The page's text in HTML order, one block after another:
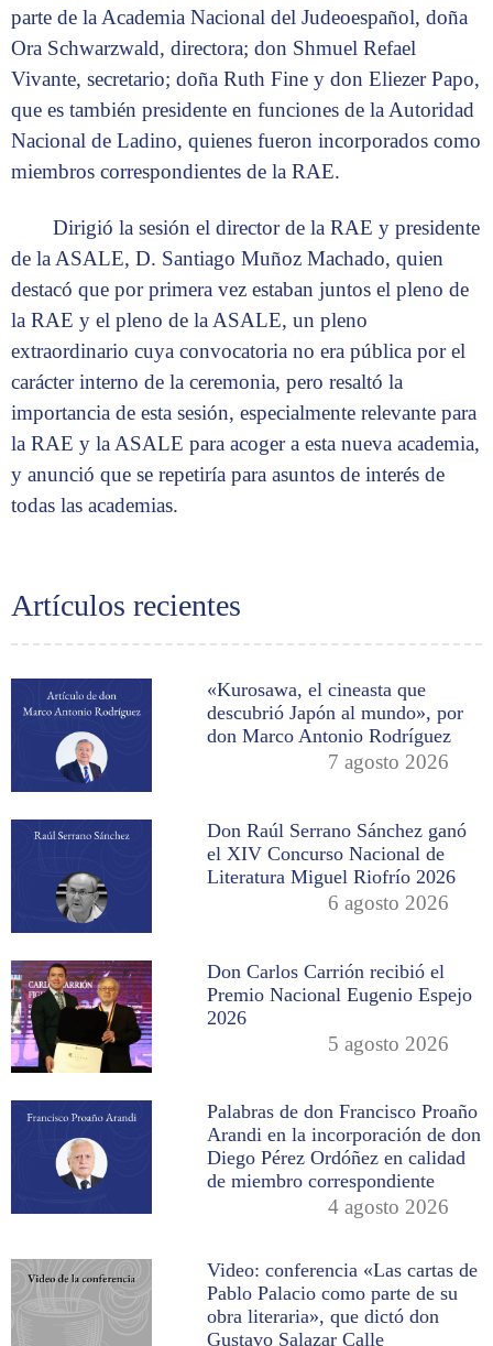
Artículos recientes
«Kurosawa, el cineasta que
descubrió Japón al mundo», por
don Marco Antonio Rodríguez
7 agosto 2026
Don Raúl Serrano Sánchez ganó
el XIV Concurso Nacional de
Literatura Miguel Riofrío 2026
6 agosto 2026
Don Carlos Carrión recibió el
Premio Nacional Eugenio Espejo
2026
5 agosto 2026
Palabras de don Francisco Proaño
Arandi en la incorporación de don
Diego Pérez Ordóñez en calidad
de miembro correspondiente
4 agosto 2026
Video: conferencia «Las cartas de
Pablo Palacio como parte de su
obra literaria», que dictó don
Gustavo Salazar Calle
parte de la Academia Nacional del Judeoespañol, doña
Ora Schwarzwald, directora; don Shmuel Refael
Vivante, secretario; doña Ruth Fine y don Eliezer Papo,
que es también presidente en funciones de la Autoridad
Nacional de Ladino, quienes fueron incorporados como
miembros correspondientes de la RAE.
Dirigió la sesión el director de la RAE y presidente
de la ASALE, D. Santiago Muñoz Machado, quien
destacó que por primera vez estaban juntos el pleno de
la RAE y el pleno de la ASALE, un pleno
extraordinario cuya convocatoria no era pública por el
carácter interno de la ceremonia, pero resaltó la
importancia de esta sesión, especialmente relevante para
la RAE y la ASALE para acoger a esta nueva academia,
y anunció que se repetiría para asuntos de interés de
todas las academias.